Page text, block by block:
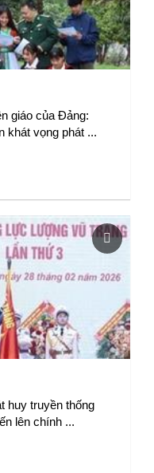
giáo của Đảng:
khát vọng phát ...
huy truyền thống
lên chính ...